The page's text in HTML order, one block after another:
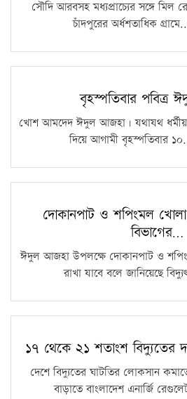
সৌদি আরবসহ মধ্যপ্রাচ্যের সঙ্গে মিল
চাঁদপুরের অর্ধশতাধিক
বৃহস্পতিবার পবিত্র
খোশ আমদেদ ঈদুল আজহা। যথাযথ ধর্মীয়
দিয়ে আগামী বৃহস্পতিবার
দোকানপাট ও শপিংমল খোলা
বিভাগের…
ঈদুল আজহা উপলক্ষে দোকানপাট ও
রাখা যাবে বলে জানিয়েছে
১৭ থেকে ২১ শতাংশ বিদ্যুতের
দেশে বিদ্যুতের ঘাটতির লোকসান
বাড়াতে বাংলাদেশ এনার্জি